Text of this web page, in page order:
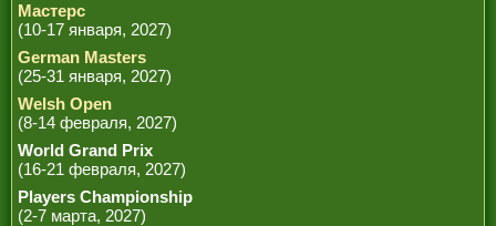
Мастерс
(10-17 января, 2027)
German Masters
(25-31 января, 2027)
Welsh Open
(8-14 февраля, 2027)
World Grand Prix
(16-21 февраля, 2027)
Players Championship
(2-7 марта, 2027)